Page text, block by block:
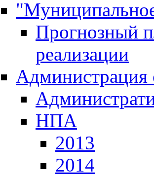
Прогнозный
реализации
Администрация
НПА
2013
2014